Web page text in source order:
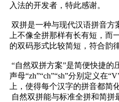
入法的开发者，特此感谢。
双拼是一种与现代汉语拼音方
上不像全拼那样有长有短，
的双码形式比较简短，符合韵
“自然双拼方案”是简便快捷的
声母“zh”“ch”“sh”分别定义在
上，使得每个汉字的拼音都简
自然双拼能与标准全拼和简